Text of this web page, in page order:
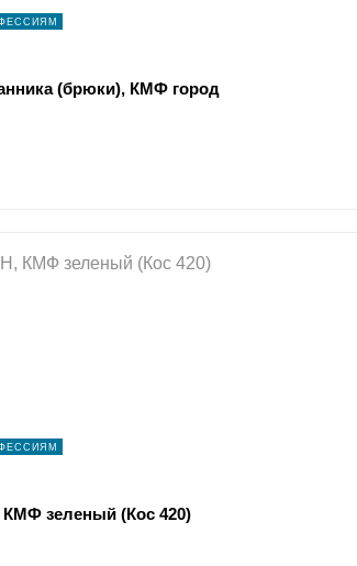
(брюки), КМФ город
зеленый (Кос 420)